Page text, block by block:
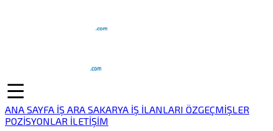
ANA SAYFA İŞ ARA SAKARYA İŞ İLANLARI ÖZGEÇMİŞLER
POZİSYONLAR İLETİŞİM